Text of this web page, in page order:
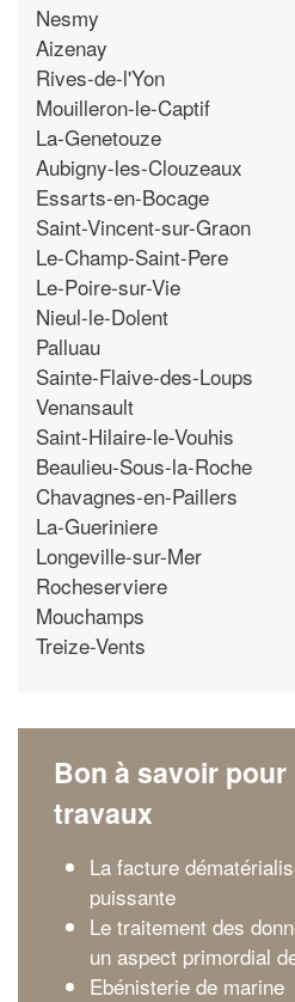
Nesmy
Aizenay
Rives-de-l'Yon
Mouilleron-le-Captif
La-Genetouze
Aubigny-les-Clouzeaux
Essarts-en-Bocage
Saint-Vincent-sur-Graon
Le-Champ-Saint-Pere
Le-Poire-sur-Vie
Nieul-le-Dolent
Palluau
Sainte-Flaive-des-Loups
Venansault
Saint-Hilaire-le-Vouhis
Beaulieu-Sous-la-Roche
Chavagnes-en-Paillers
La-Gueriniere
Longeville-sur-Mer
Rocheserviere
Mouchamps
Treize-Vents
Bon à savoir
travaux
La facture
puissante
Le traitement des
un aspect primordial
Ebénisterie de marine